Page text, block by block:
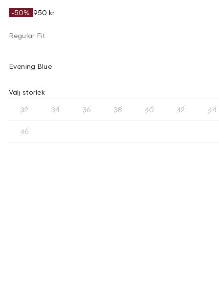
-50% 950 kr
Regular Fit
Evening Blue
Välj storlek
32 34 36 38 40 42 44
46